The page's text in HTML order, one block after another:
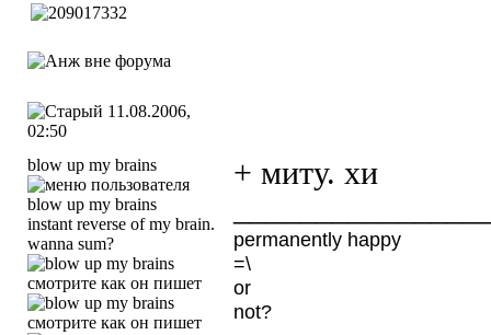
11.08.2006,
02:50
blow up my brains
instant reverse of my brain.
wanna sum?
+ миту. хи
permanently happy
=\
or
not?